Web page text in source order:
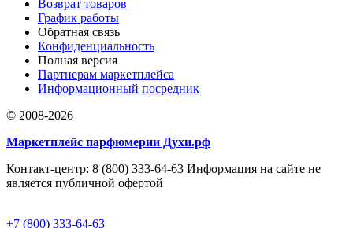
Возврат товаров
График работы
Обратная связь
Конфиденциальность
Полная версия
Партнерам маркетплейса
Информационный посредник
© 2008-2026
Маркетплейс парфюмерии Духи.рф
Контакт-центр: 8 (800) 333-64-63 Информация на сайте не
является публичной офертой
+7 (800) 333-64-63